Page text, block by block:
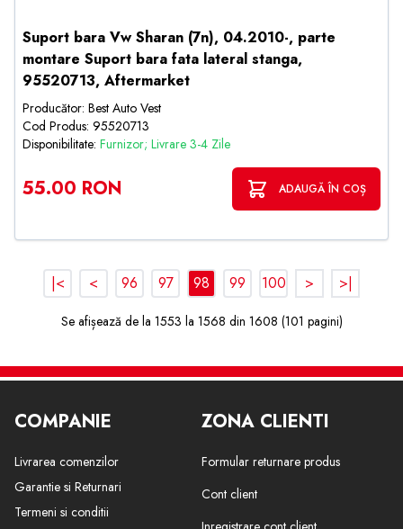
Suport bara Vw Sharan (7n), 04.2010-, parte
montare Suport bara fata lateral stanga,
95520713, Aftermarket
Producător: Best Auto Vest
Cod Produs: 95520713
Disponibilitate: Furnizor; Livrare 3-4 Zile
55.00 RON ADAUGĂ ÎN COȘ
|< < 96 97 98 99 100 > >|
Se afișează de la 1553 la 1568 din 1608 (101 pagini)
COMPANIE
Livrarea comenzilor
Garantie si Returnari
Termeni si conditii
ZONA CLIENTI
Formular returnare produs
Cont client